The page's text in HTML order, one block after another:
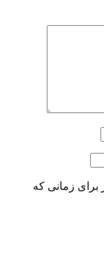
برای زمانی که